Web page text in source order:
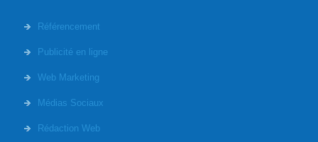
Référencement
Publicité en ligne
Web Marketing
Médias Sociaux
Rédaction Web